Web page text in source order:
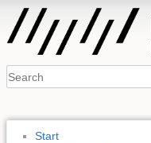
Start